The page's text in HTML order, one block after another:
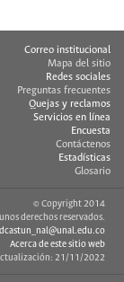
Correo institucional
Mapa del sitio
Redes sociales
Preguntas frecuentes
Quejas y reclamos
Servicios en línea
Encuesta
Contáctenos
Estadísticas
Glosario
© Copyright 2014
derechos reservados.
Acerca de este sitio web
21/11/2022